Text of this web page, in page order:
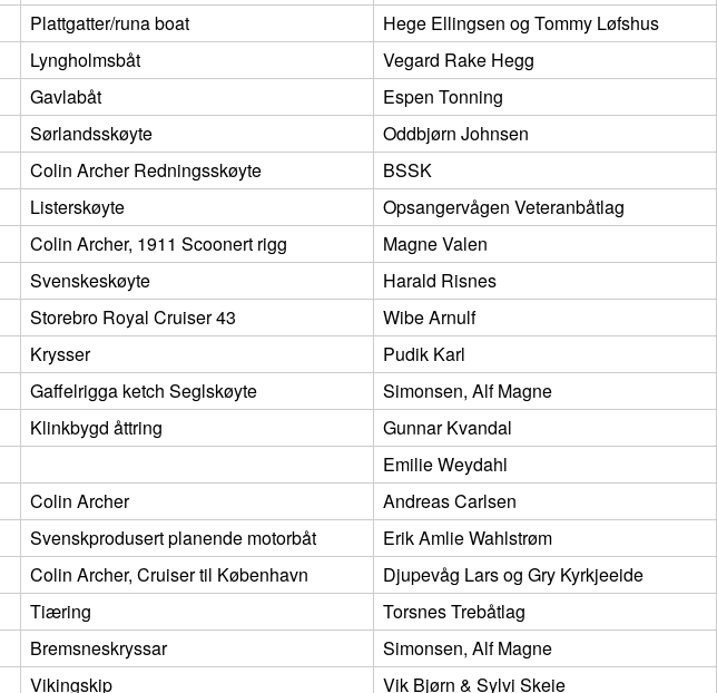
Plattgatter/runa boat
Hege Ellingsen og Tommy Løfshus
Lyngholmsbåt
Vegard Rake Hegg
Gavlabåt
Espen Tonning
Sørlandsskøyte
Oddbjørn Johnsen
Colin Archer Redningsskøyte
BSSK
Listerskøyte
Opsangervågen Veteranbåtlag
Colin Archer, 1911 Scoonert rigg
Magne Valen
Svenskeskøyte
Harald Risnes
Storebro Royal Cruiser 43
Wibe Arnulf
Krysser
Pudik Karl
Gaffelrigga ketch Seglskøyte
Simonsen, Alf Magne
Klinkbygd åttring
Gunnar Kvandal
Emilie Weydahl
Colin Archer
Andreas Carlsen
Svenskprodusert planende motorbåt
Erik Amlie Wahlstrøm
Colin Archer, Cruiser til København
Djupevåg Lars og Gry Kyrkjeeide
Tiæring
Torsnes Trebåtlag
Bremsneskryssar
Simonsen, Alf Magne
Vikingskip Vik Bjørn & Sylvi Skeie